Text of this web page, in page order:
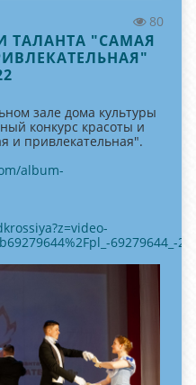
80
ТАЛАНТА "САМАЯ
зале дома культуры
конкурс красоты и
и привлекательная".
album-
69279644_-2